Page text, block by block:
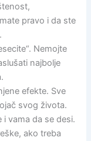
pravo i da ste
Nemojte
najbolje
efekte. Sve
svog života.
vama da se desi.
ako treba